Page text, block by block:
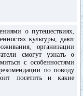
о путешествиях,
культуры, дают
организации
смогут узнать о
с особенностями
по поводу
посетить и какие